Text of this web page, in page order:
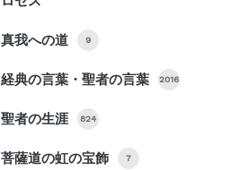
真我への道 9
経典の言葉・聖者の言葉 2016
聖者の生涯 824
菩薩道の虹の宝飾 7